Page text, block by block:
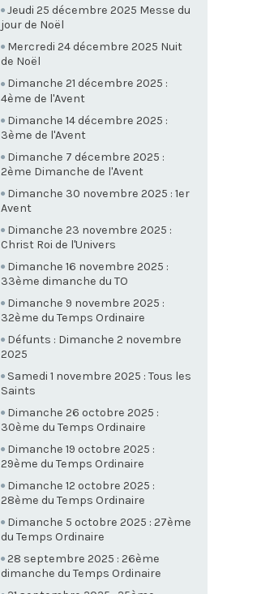
Jeudi 25 décembre 2025 Messe du
jour de Noël
Mercredi 24 décembre 2025 Nuit
de Noël
Dimanche 21 décembre 2025 :
4ème de l'Avent
Dimanche 14 décembre 2025 :
3ème de l'Avent
Dimanche 7 décembre 2025 :
2ème Dimanche de l'Avent
Dimanche 30 novembre 2025 : 1er
Avent
Dimanche 23 novembre 2025 :
Christ Roi de l'Univers
Dimanche 16 novembre 2025 :
33ème dimanche du TO
Dimanche 9 novembre 2025 :
32ème du Temps Ordinaire
Défunts : Dimanche 2 novembre
2025
Samedi 1 novembre 2025 : Tous les
Saints
Dimanche 26 octobre 2025 :
30ème du Temps Ordinaire
Dimanche 19 octobre 2025 :
29ème du Temps Ordinaire
Dimanche 12 octobre 2025 :
28ème du Temps Ordinaire
Dimanche 5 octobre 2025 : 27ème
du Temps Ordinaire
28 septembre 2025 : 26ème
dimanche du Temps Ordinaire